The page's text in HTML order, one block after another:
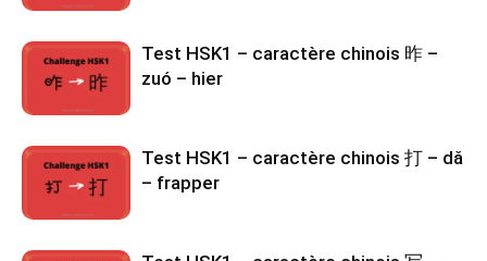
Test HSK1 – caractère chinois 昨 –
zuó – hier
Test HSK1 – caractère chinois 打 – dǎ
– frapper